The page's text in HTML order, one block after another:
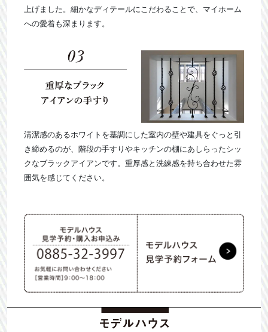
上げました。細かなディテールにこだわることで、マイホーム
への愛着も深まります。
清潔感のあるホワイトを基調にした室内の壁や建具をぐっと引
き締めるのが、階段の手すりやキッチンの棚にあしらったシッ
クなブラックアイアンです。重厚感と洗練感を持ち合わせた雰
囲気を感じてください。